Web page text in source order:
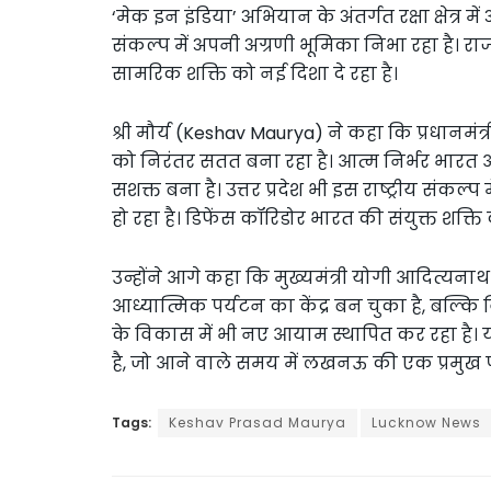
‘मेक इन इंडिया’ अभियान के अंतर्गत रक्षा क्षेत्र में
संकल्प में अपनी अग्रणी भूमिका निभा रहा है।
सामरिक शक्ति को नई दिशा दे रहा है।
श्री मौर्य (Keshav Maurya) ने कहा कि
को निरंतर सतत बना रहा है। आत्म निर्भर
सशक्त बना है। उत्तर प्रदेश भी इस राष्ट्रीय
हो रहा है। डिफेंस कॉरिडोर भारत की संयुक्त
उन्होंने आगे कहा कि मुख्यमंत्री योगी
आध्यात्मिक पर्यटन का केंद्र बन चुका है, बल्कि
के विकास में भी नए आयाम स्थापित कर रहा है।
है, जो आने वाले समय में लखनऊ की एक प्रमुख
Tags: Keshav Prasad Maurya Lucknow News